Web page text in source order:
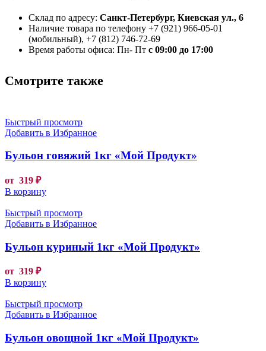
Склад по адресу: Санкт-Петербург, Киевская ул., 6
Наличие товара по телефону +7 (921) 966-05-01
(мобильный), +7 (812) 746-72-69
Время работы офиса: Пн- Пт с 09:00 до 17:00
Смотрите также
Быстрый просмотр
Добавить в Избранное
Бульон говяжий 1кг «Мой Продукт»
от 319 ₽
В корзину
Быстрый просмотр
Добавить в Избранное
Бульон куриный 1кг «Мой Продукт»
от 319 ₽
В корзину
Быстрый просмотр
Добавить в Избранное
Бульон овощной 1кг «Мой Продукт»